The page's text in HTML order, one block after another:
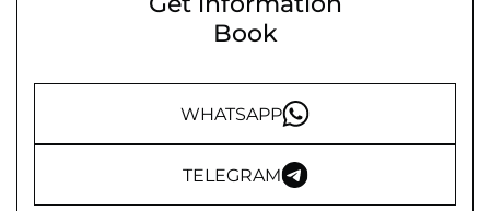
Book
WHATSAPP
TELEGRAM